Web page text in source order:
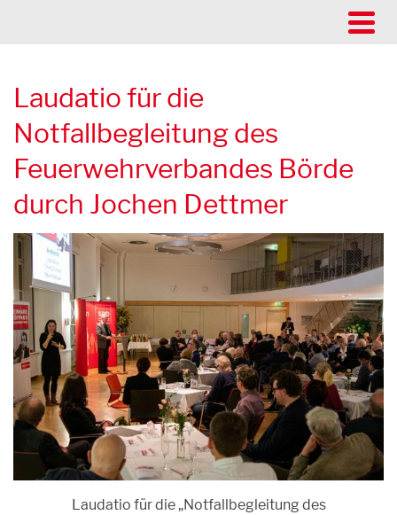
Laudatio für die
Notfallbegleitung des
Feuerwehrverbandes Börde
durch Jochen Dettmer
Laudatio für die „Notfallbegleitung des